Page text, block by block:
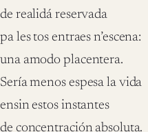
de realidá reservada
pa les tos entraes n’escena:
una amodo placentera.
Sería menos espesa la vida
ensin estos instantes
de concentración absoluta.